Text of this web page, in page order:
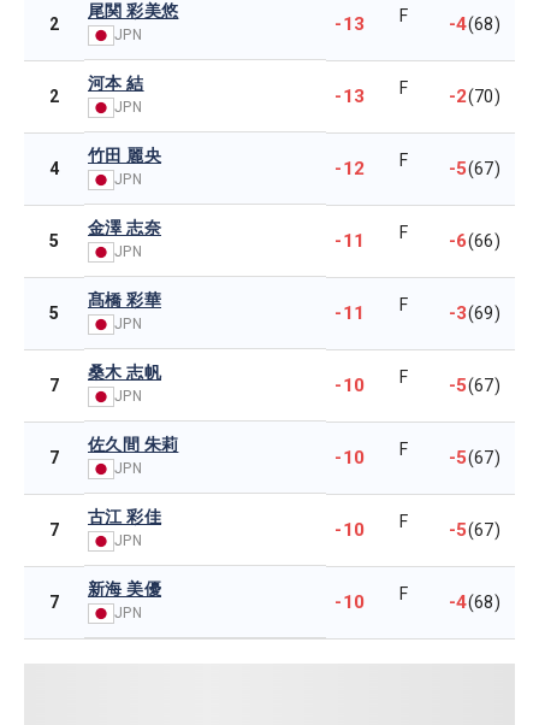
2
尾関 彩美悠
JPN -13 F -4(68)
2
河本 結
JPN -13 F -2(70)
4
竹田 麗央
JPN -12 F -5(67)
5
金澤 志奈
JPN -11 F -6(66)
5
髙橋 彩華
JPN -11 F -3(69)
7
桑木 志帆
JPN -10 F -5(67)
7
佐久間 朱莉
JPN -10 F -5(67)
7
古江 彩佳
JPN -10 F -5(67)
7
新海 美優
JPN -10 F -4(68)